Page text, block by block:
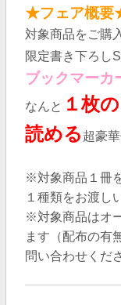
★フェア概
対象商品をご購
限定書き下ろし
ブックマーカ
なんと １枚
読める 超豪
※対象商品１冊
１種類をお渡し
※対象商品はオ
ます（配布の有
問い合わせくだ